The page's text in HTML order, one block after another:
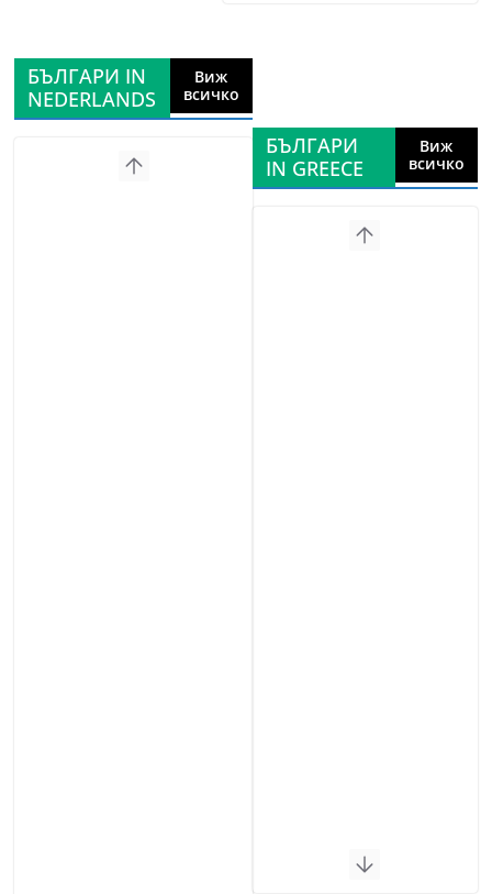
БЪЛГАРИ IN
NEDERLANDS
Виж
всичко
БЪЛГАРИ
IN GREECE
Виж
всичко